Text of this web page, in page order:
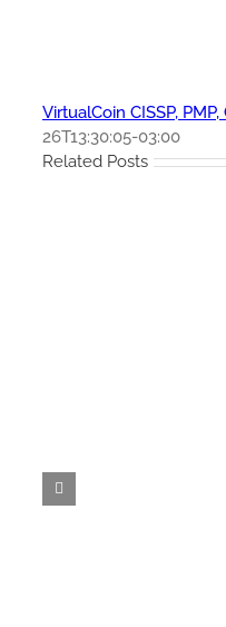
VirtualCoin CISSP, PMP,
26T13:30:05-03:00
Related Posts